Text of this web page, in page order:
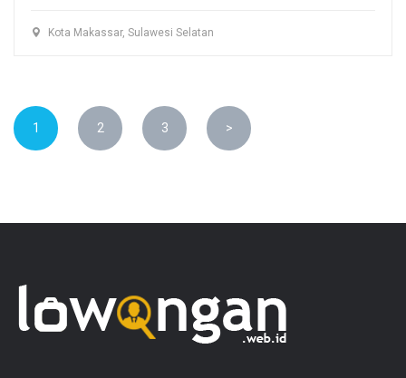
Kota Makassar, Sulawesi Selatan
1 2 3 >